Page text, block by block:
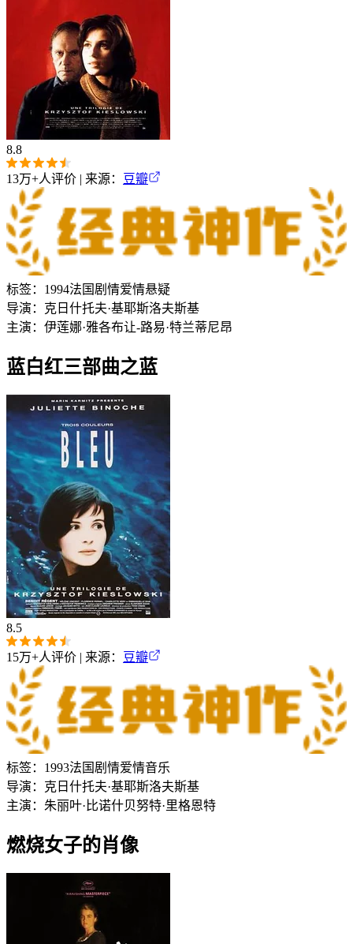
8.8
13万+人评价 | 来源： 豆瓣
标签： 1994法国剧情爱情悬疑
导演： 克日什托夫·基耶斯洛夫斯基
主演： 伊莲娜·雅各布让-路易·特兰蒂尼昂
蓝白红三部曲之蓝
8.5
15万+人评价 | 来源： 豆瓣
标签： 1993法国 剧情爱情音乐
导演： 克日什托夫·基耶斯洛夫斯基
主演： 朱丽叶·比诺什贝努特·里格恩特
燃烧女子的肖像